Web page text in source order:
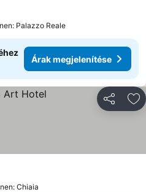
Palazzo Reale
Árak megjelenítése
Chiaia